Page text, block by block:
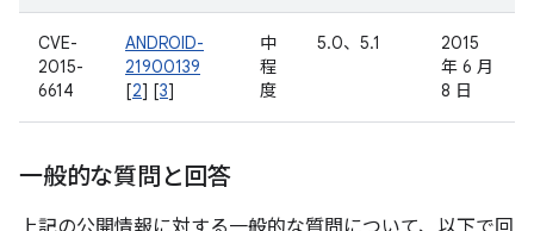
CVE-
2015-
6614
ANDROID-
21900139
[2] [3]
中
程
度
5.0、5.1
2015
年 6 月
8 日
一般的な質問と回答